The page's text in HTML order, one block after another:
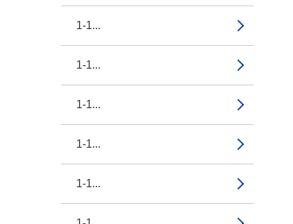
1-1...
1-1...
1-1...
1-1...
1-1...